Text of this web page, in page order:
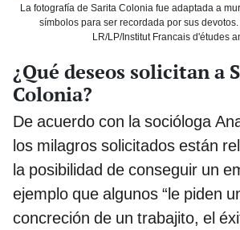
La fotografía de Sarita Colonia fue adaptada a
símbolos para ser recordada por sus
LR/LP/Institut Francais d'études
¿Qué deseos solicitan a
Colonia?
De acuerdo con la socióloga
los milagros solicitados están
la posibilidad de conseguir un
ejemplo que algunos “le piden
concreción de un trabajito, el